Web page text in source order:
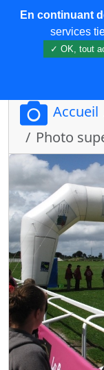
COREMA
Accueil
Photo
En continuant
services
✓ OK, tout